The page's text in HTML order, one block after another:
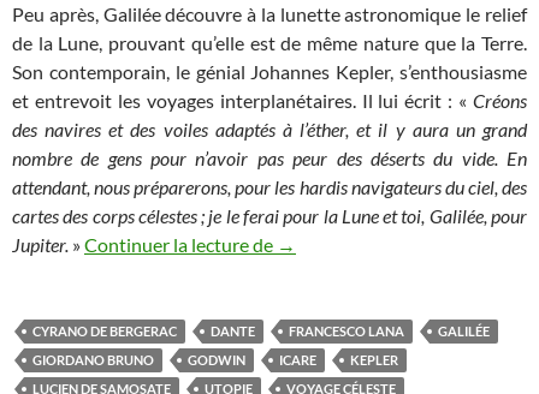
Peu après, Galilée découvre à la lunette astronomique le relief
de la Lune, prouvant qu’elle est de même nature que la Terre.
Son contemporain, le génial Johannes Kepler, s’enthousiasme
et entrevoit les voyages interplanétaires. Il lui écrit : « Créons
des navires et des voiles adaptés à l’éther, et il y aura un grand
nombre de gens pour n’avoir pas peur des déserts du vide. En
attendant, nous préparerons, pour les hardis navigateurs du ciel, des
cartes des corps célestes ; je le ferai pour la Lune et toi, Galilée, pour
Jupiter. »Continuer la lecture de Les Chroniques de l’espace
→
CYRANO DE BERGERAC DANTE FRANCESCO LANA
GALILÉE
GIORDANO BRUNO
GODWIN ICARE
KEPLER
LUCIEN DE SAMOSATE
UTOPIE VOYAGE CÉLESTE